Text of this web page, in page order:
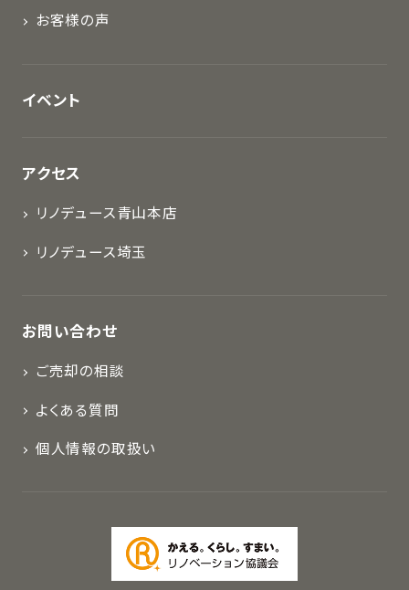
お客様の声
イベント
アクセス
リノデュース青山本店
リノデュース埼玉
お問い合わせ
ご売却の相談
よくある質問
個人情報の取扱い